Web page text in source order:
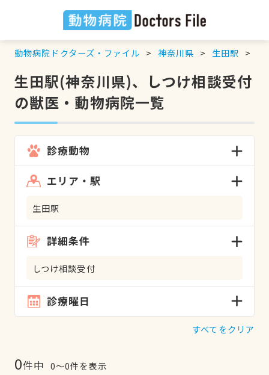
動物病院ドクターズ・ファイル 神奈川県 生田駅
生田駅(神奈川県)、しつけ相談受付
の獣医・動物病院一覧
診療動物
エリア・駅
生田駅
詳細条件
しつけ相談受付
診療曜日
すべてをクリア
0件中 0〜0件を表示